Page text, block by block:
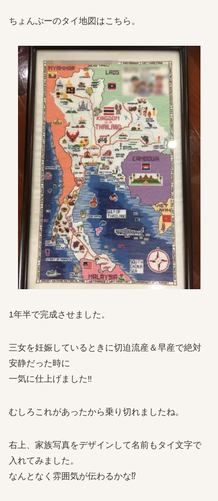
ちょんぷーのタイ地図はこちら。
1年半で完成させました。
三女を妊娠しているときに切迫流産＆早産で絶対
安静だった時に
一気に仕上げました‼
むしろこれがあったから乗り切れましたね。
右上、家族写真をデザインして名前もタイ文字で
入れてみました。
なんとなく雰囲気が伝わるかな⁉